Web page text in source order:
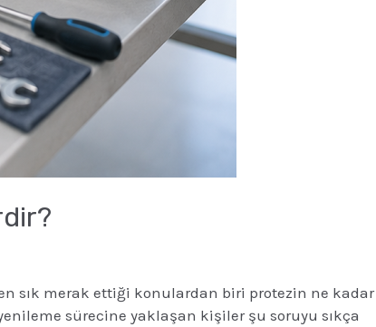
sık merak ettiği konulardan biri protezin ne kadar
sürecine yaklaşan kişiler şu soruyu sıkça